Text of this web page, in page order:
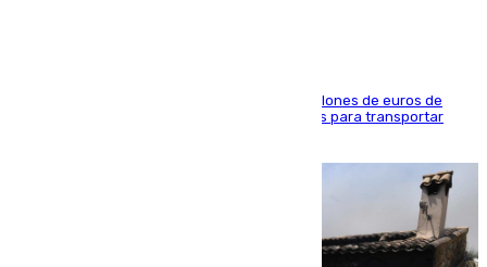
La organización habría obtenido más de 24 millones de euros de
beneficio y utilizaba las mismas embarcaciones para transportar